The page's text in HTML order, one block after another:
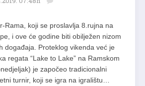
Rama, koji se proslavlja 8.rujna na
i ove će godine biti obilježen nizom
događaja. Proteklog vikenda već je
regata “Lake to Lake” na Ramskom
je započeo tradicionalni
turnir, koji se igra na igralištu…